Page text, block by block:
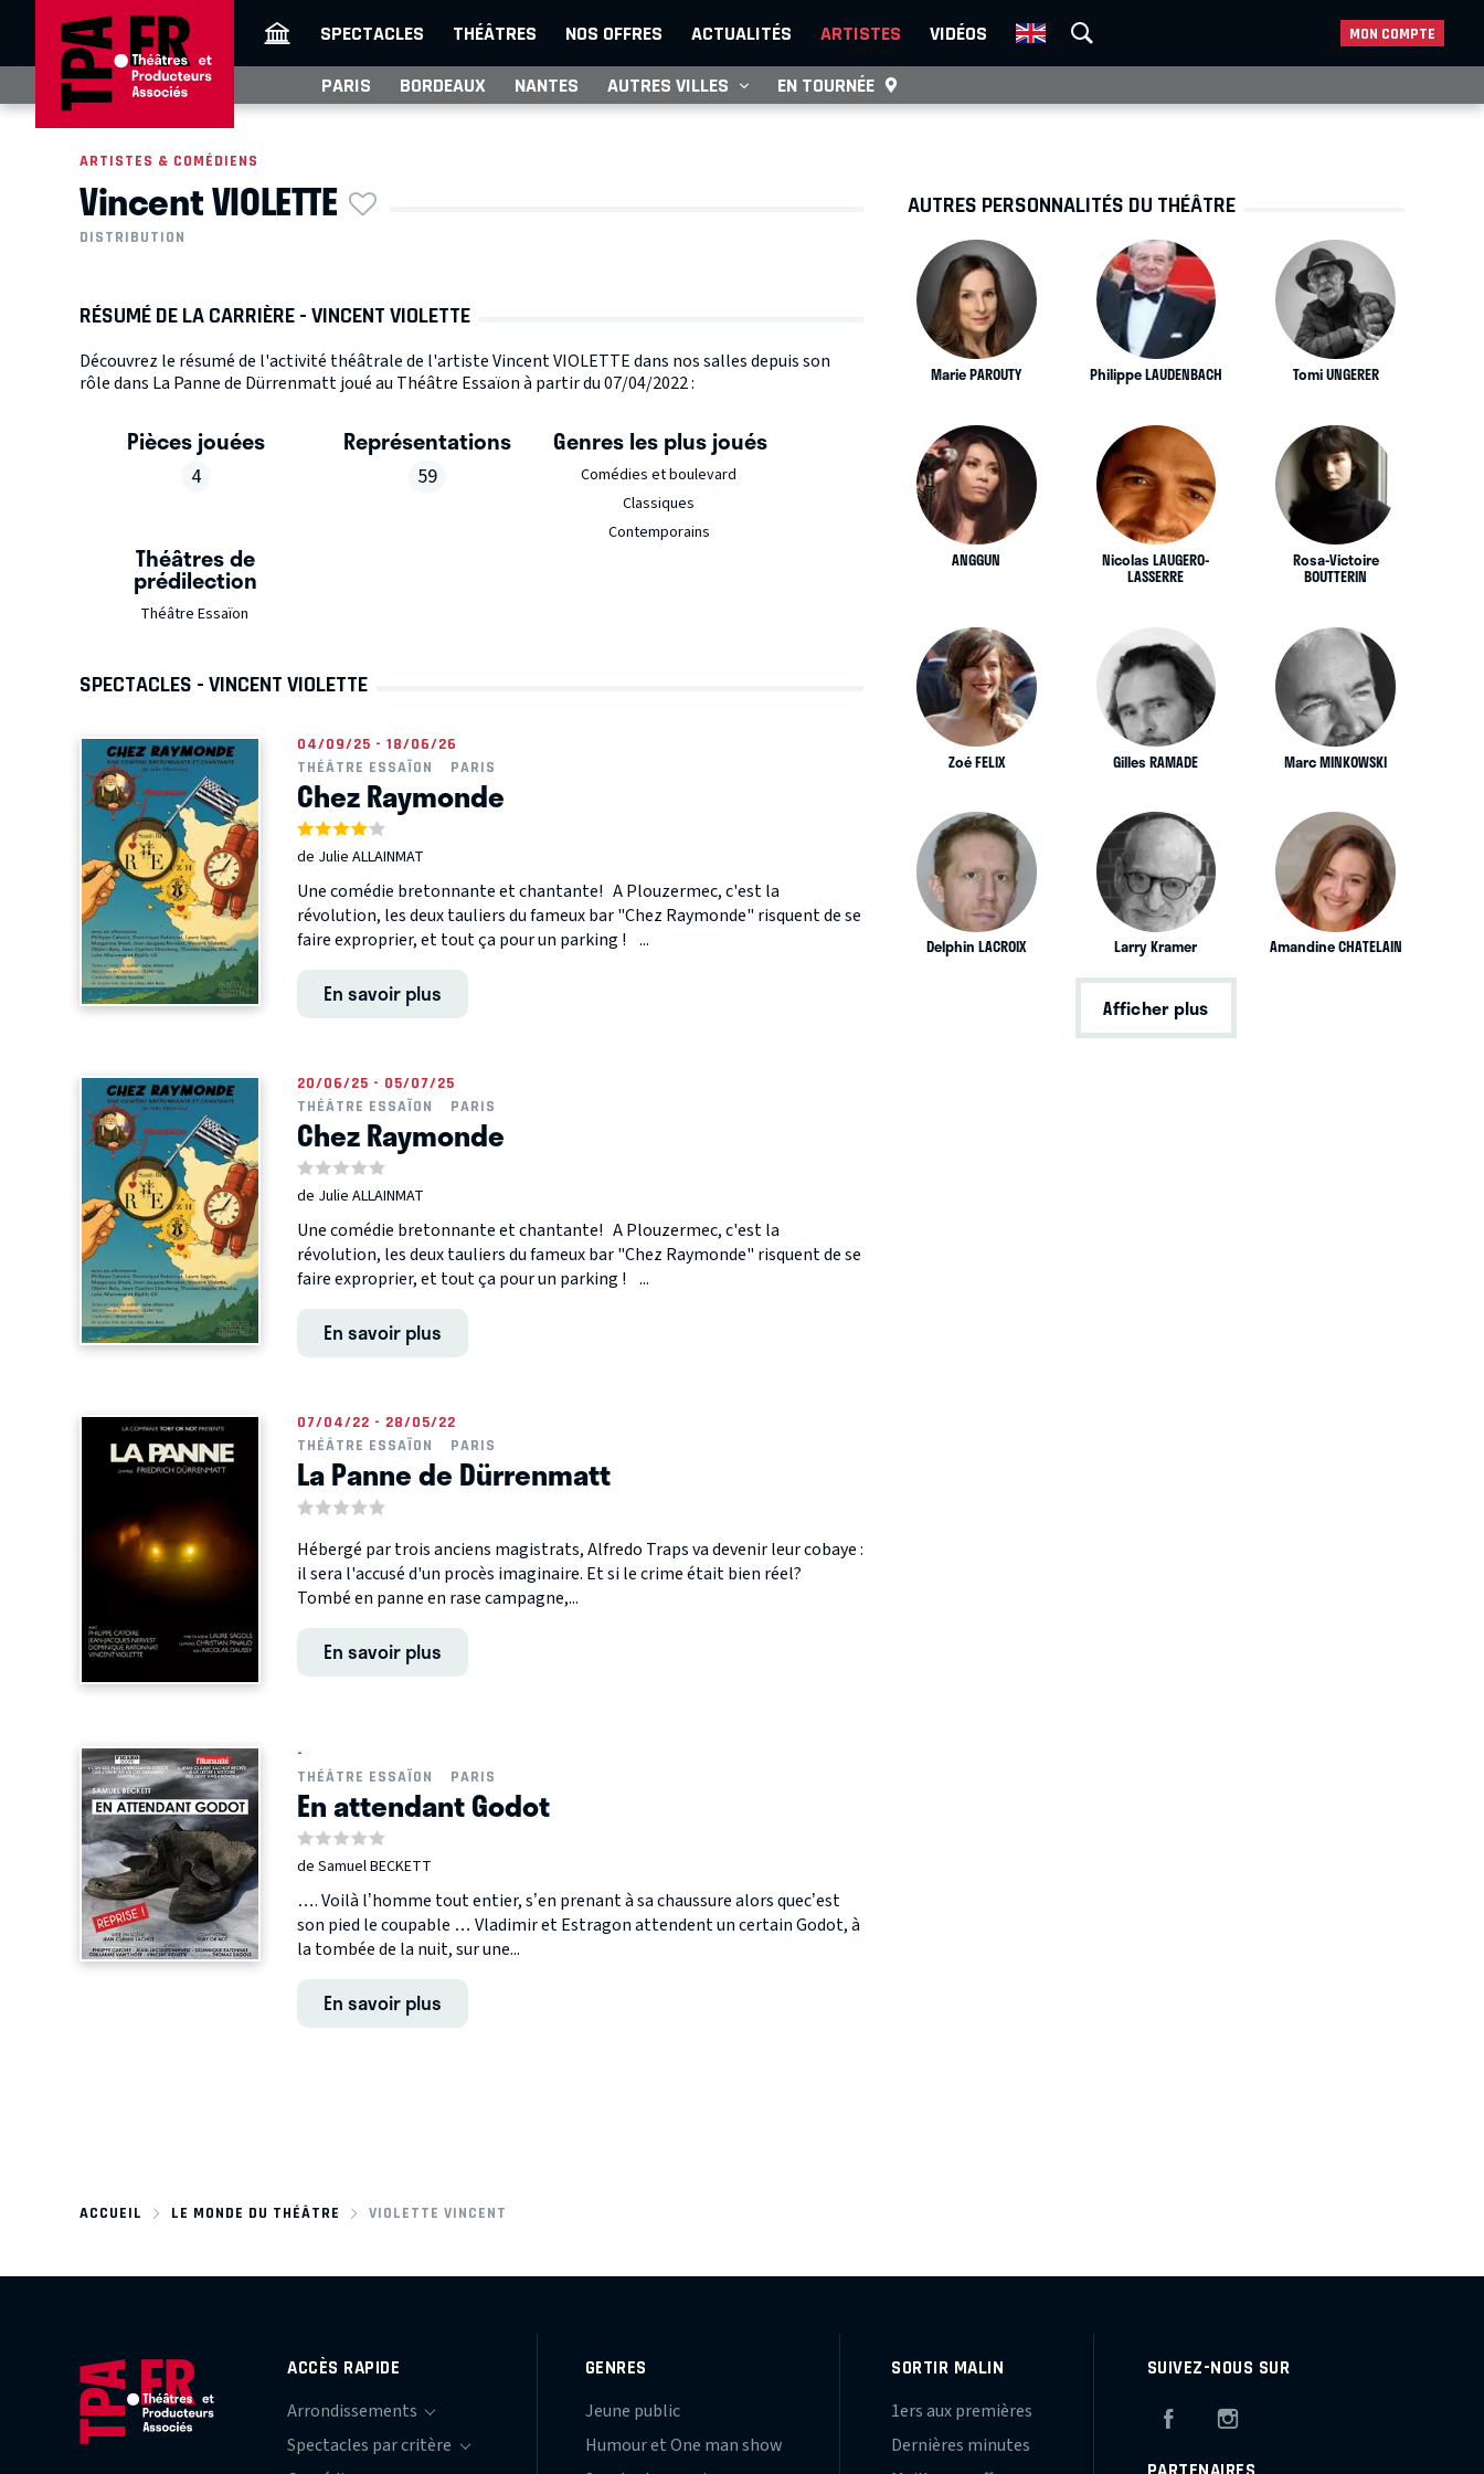
SPECTACLES THÉÂTRES NOS OFFRES ACTUALITÉS ARTISTES VIDÉOS MON COMPTE
PARIS BORDEAUX NANTES AUTRES VILLES EN TOURNÉE
ARTISTES & COMÉDIENS
Vincent VIOLETTE
DISTRIBUTION
RÉSUMÉ DE LA CARRIÈRE - VINCENT VIOLETTE
Découvrez le résumé de l'activité théâtrale de l'artiste Vincent VIOLETTE dans nos salles depuis son
rôle dans La Panne de Dürrenmatt joué au Théâtre Essaïon à partir du 07/04/2022 :
Pièces jouées
4
Représentations
59
Genres les plus joués
Comédies et boulevard
Classiques
Contemporains
Théâtres de
prédilection
Théâtre Essaïon
SPECTACLES - VINCENT VIOLETTE
04/09/25 - 18/06/26
THÉÂTRE ESSAÏON
PARIS
Chez Raymonde
de Julie ALLAINMAT
Une comédie bretonnante et chantante! A Plouzermec, c'est la
révolution, les deux tauliers du fameux bar "Chez Raymonde" risquent de se
faire exproprier, et tout ça pour un parking ! ...
En savoir plus
20/06/25 - 05/07/25
THÉÂTRE ESSAÏON
PARIS
Chez Raymonde
de Julie ALLAINMAT
Une comédie bretonnante et chantante! A Plouzermec, c'est la
révolution, les deux tauliers du fameux bar "Chez Raymonde" risquent de se
faire exproprier, et tout ça pour un parking ! ...
En savoir plus
07/04/22 - 28/05/22
THÉÂTRE ESSAÏON
PARIS
La Panne de Dürrenmatt
Hébergé par trois anciens magistrats, Alfredo Traps va devenir leur cobaye :
il sera l'accusé d'un procès imaginaire. Et si le crime était bien réel?
Tombé en panne en rase campagne,...
En savoir plus
-
THÉÂTRE ESSAÏON
PARIS
En attendant Godot
de Samuel BECKETT
…. Voilà l’homme tout entier, s’en prenant à sa chaussure alors quec’est
son pied le coupable … Vladimir et Estragon attendent un certain Godot, à
la tombée de la nuit, sur une...
En savoir plus
AUTRES PERSONNALITÉS DU THÉÂTRE
Marie PAROUTY Philippe LAUDENBACH Tomi UNGERER
ANGGUN Nicolas LAUGERO-
LASSERRE
Rosa-Victoire
BOUTTERIN
Zoé FELIX Gilles RAMADE Marc MINKOWSKI
Delphin LACROIX Larry Kramer Amandine CHATELAIN
Afficher plus
ACCUEIL LE MONDE DU THÉÂTRE VIOLETTE VINCENT
ACCÈS RAPIDE GENRES
Jeune public
Humour et One man show
SORTIR MALIN
1ers aux premières
Dernières minutes
SUIVEZ-NOUS SUR
Facebook